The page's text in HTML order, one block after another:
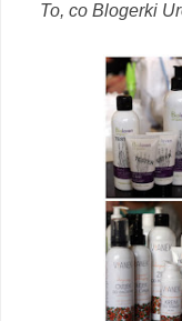
To, co Blogerki